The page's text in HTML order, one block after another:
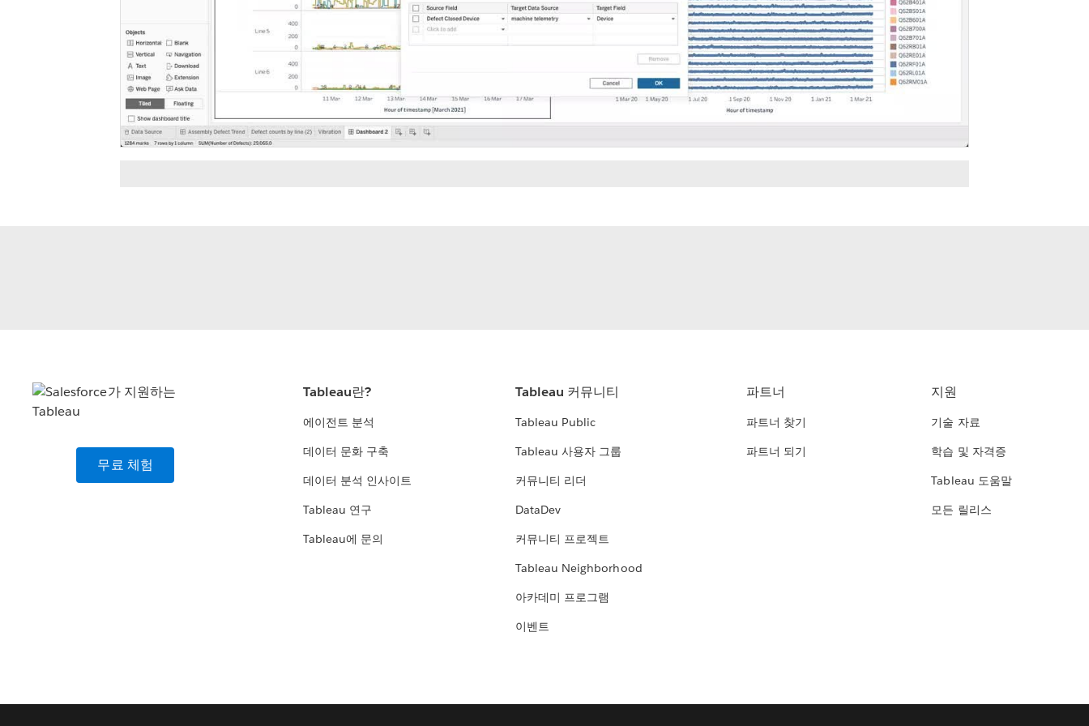
Video
무료 체험
Tableau란?
에이전트 분석
데이터 문화 구축
데이터 분석 인사이트
Tableau 연구
Tableau에 문의
Tableau 커뮤니티
Tableau Public
Tableau 사용자 그룹
커뮤니티 리더
DataDev
커뮤니티 프로젝트
Tableau Neighborhood
아카데미 프로그램
이벤트
파트너
파트너 찾기
파트너 되기
지원
기술 자료
학습 및 자격증
Tableau 도움말
모든 릴리스